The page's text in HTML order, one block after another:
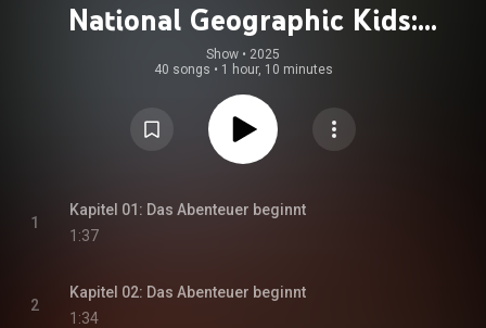
National Geographic Kids:
Amazonas-Regenwald (Original-
Dokumentation als Hörspiel)
Show • 2025
40 songs • 1 hour, 10 minutes
1
Kapitel 01: Das Abenteuer beginnt
1:37
2
Kapitel 02: Das Abenteuer beginnt
1:34